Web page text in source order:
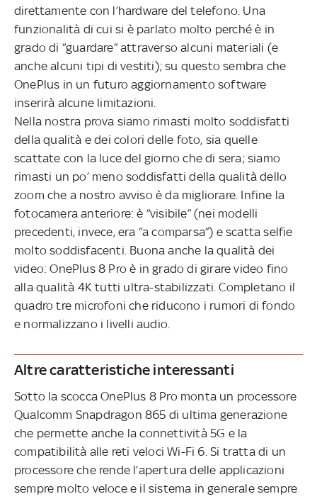
direttamente con l’hardware del telefono. Una
funzionalità di cui si è parlato molto perché è in
grado di “guardare” attraverso alcuni materiali (e
anche alcuni tipi di vestiti); su questo sembra che
OnePlus in un futuro aggiornamento software
inserirà alcune limitazioni.
Nella nostra prova siamo rimasti molto soddisfatti
della qualità e dei colori delle foto, sia quelle
scattate con la luce del giorno che di sera; siamo
rimasti un po’ meno soddisfatti della qualità dello
zoom che a nostro avviso è da migliorare. Infine la
fotocamera anteriore: è “visibile” (nei modelli
precedenti, invece, era “a comparsa”) e scatta selfie
molto soddisfacenti. Buona anche la qualità dei
video: OnePlus 8 Pro è in grado di girare video fino
alla qualità 4K tutti ultra-stabilizzati. Completano il
quadro tre microfoni che riducono i rumori di fondo
e normalizzano i livelli audio.
Altre caratteristiche interessanti
Sotto la scocca OnePlus 8 Pro monta un processore
Qualcomm Snapdragon 865 di ultima generazione
che permette anche la connettività 5G e la
compatibilità alle reti veloci Wi-Fi 6. Si tratta di un
processore che rende l’apertura delle applicazioni
sempre molto veloce e il sistema in generale sempre